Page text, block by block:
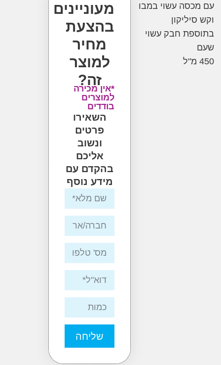
עשוי במבו
חבק עשוי
מעוניינים
בהצעת
מחיר
למוצר
*אין מכירה
למוצרים
בודדים
השאירו
פרטים
אליכם
בהקדם עם
מידע נוסף
שליחה